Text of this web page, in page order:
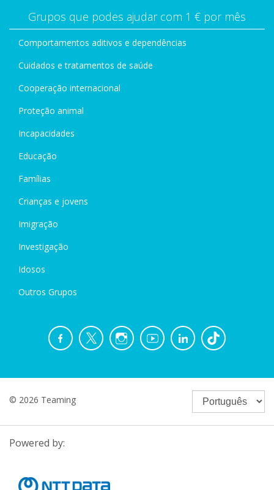
Grupos que podes ajudar com 1 € por mês
Comportamentos aditivos e dependências
Cuidados e tratamentos de saúde
Cooperação internacional
Proteção animal
Incapacidades
Educação
Famílias
Crianças e jovens
Imigração
Investigação
Idosos
Outros Grupos
© 2026 Teaming
Powered by: